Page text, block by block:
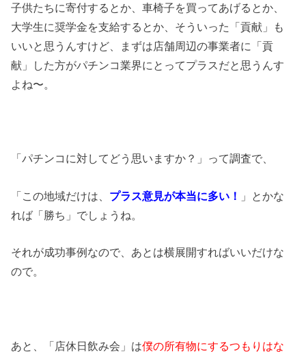
子供たちに寄付するとか、車椅子を買ってあげるとか、
大学生に奨学金を支給するとか、そういった「貢献」も
いいと思うんすけど、まずは店舗周辺の事業者に「貢
献」した方がパチンコ業界にとってプラスだと思うんす
よね〜。
「パチンコに対してどう思いますか？」って調査で、
「この地域だけは、 プラス意見が本当に多い！
」とかな
れば「勝ち」でしょうね。
それが成功事例なので、あとは横展開すればいいだけな
ので。
あと、「店休日飲み会」は僕の所有物にするつもりはな